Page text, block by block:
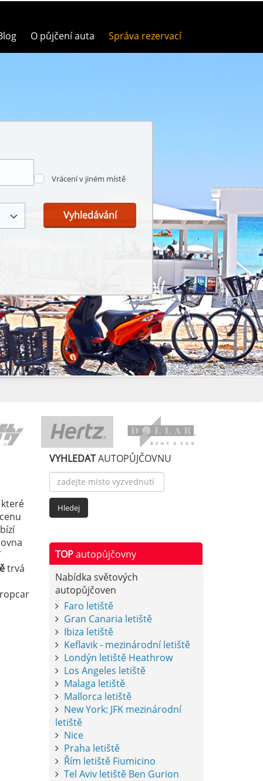
O půjčení auta Správa rezervací
Vrácení v jiném místě
Vyhledávání
trvá
VYHLEDATAUTOPŮJČOVNU
TOPautopůjčovny
Nabídka světových
autopůjčoven
Faro letiště
Gran Canaria letiště
Ibiza letiště
Keflavik - mezinárodní letiště
Londýn letiště Heathrow
Los Angeles letiště
Malaga letiště
Mallorca letiště
New York: JFK mezinárodní
letiště
Nice
Praha letiště
Řím letiště Fiumicino
Tel Aviv letiště Ben Gurion